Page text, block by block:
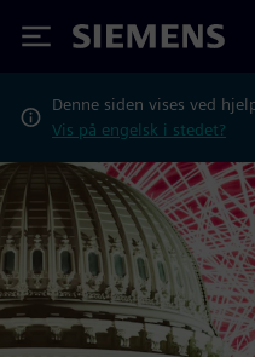
Siemens
Denne siden vises ved
Vis på engelsk i stedet?